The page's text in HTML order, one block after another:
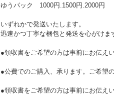
ゆうパック 1000円.1500円.2000円
いずれかで発送いたします。
迅速かつ丁寧な梱包と発送を心がけま
●領収書をご希望の方は事前にお伝え
●公費でのご購入、承ります。ご希望
●領収書をご希望の方は事前にお伝え